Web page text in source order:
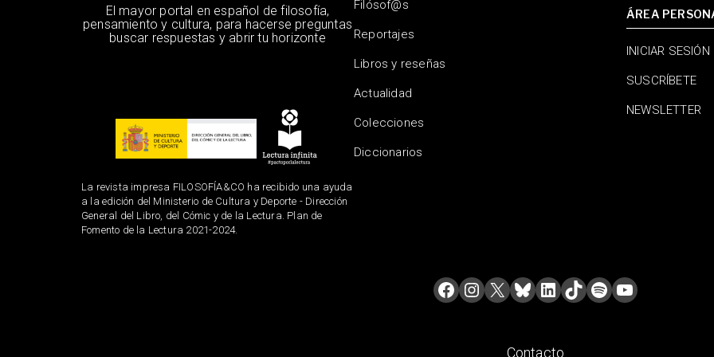
El mayor portal en español de filosofía,
pensamiento y cultura, para hacerse preguntas
buscar respuestas y abrir tu horizonte
La revista impresa FILOSOFÍA&CO ha recibido una ayuda
a la edición del Ministerio de Cultura y Deporte - Dirección
General del Libro, del Cómic y de la Lectura. Plan de
Fomento de la Lectura 2021-2024.
Filósof@s
Reportajes
Libros y reseñas
Actualidad
Colecciones
Diccionarios
ÁREA
INICIAR SESIÓN
SUSCRÍBETE
NEWSLETTER
Contacto